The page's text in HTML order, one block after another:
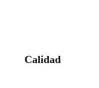
Calidad